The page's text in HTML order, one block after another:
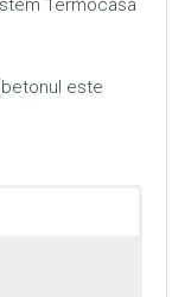
Termocasa
este